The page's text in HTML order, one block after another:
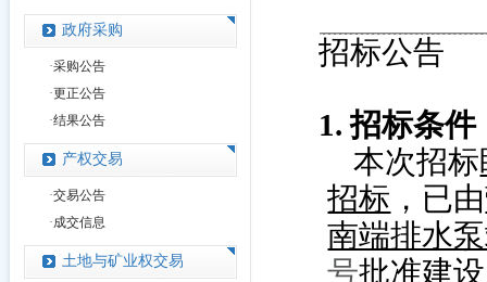
政府采购
·采购公告
·更正公告
·结果公告
产权交易
·交易公告
·成交信息
土地与矿业权交易
招标公告
1.招标条件
本次招标
招标 ，已由
南端排水
号批准建